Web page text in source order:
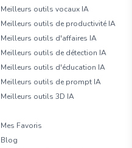
Meilleurs outils vocaux IA
Meilleurs outils de productivité IA
Meilleurs outils d'affaires IA
Meilleurs outils de détection IA
Meilleurs outils d'éducation IA
Meilleurs outils de prompt IA
Meilleurs outils 3D IA
Mes Favoris
Blog